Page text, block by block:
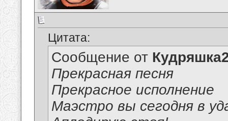
Цитата:
Сообщение от
Прекрасная песня
Прекрасное исполнение
Маэстро вы сегодня в